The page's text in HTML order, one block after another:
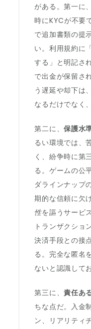
がある。第一に、
時にKYCが不要
で追加書類の提
い。利用規約に
する」と明記さ
で出金が保留さ
う遅延や却下は
なるだけでなく
第二に、保護水
るい環境では、
く、紛争時に第
る。ゲームの公
ダラインナップ
期的な信頼に欠
性を謳うサービ
トランザクショ
決済手段との接
る。完全な匿名
ないと認識して
第三に、責任あ
ちな点だ。入金
ン、リアリティ